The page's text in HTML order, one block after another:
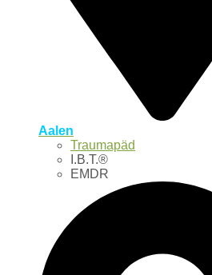
Aalen
Traumapäd
I.B.T.®
EMDR